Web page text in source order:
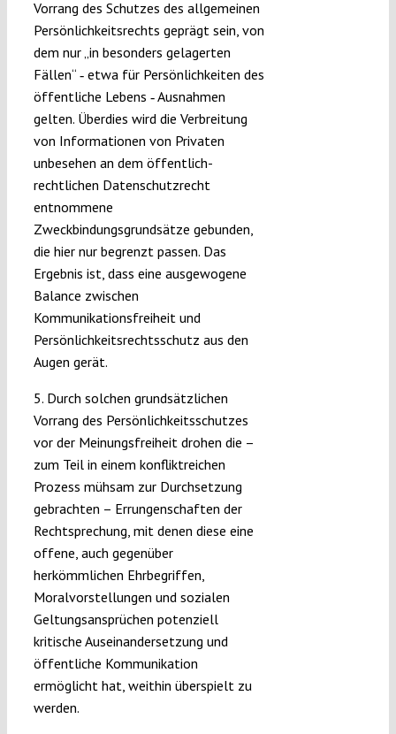
Vorrang des Schutzes des allgemeinen
Persönlichkeitsrechts geprägt sein, von
dem nur „in besonders gelagerten
Fällen“ ‑ etwa für Persönlichkeiten des
öffentliche Lebens ‑ Ausnahmen
gelten. Überdies wird die Verbreitung
von Informationen von Privaten
unbesehen an dem öffentlich-
rechtlichen Datenschutzrecht
entnommene
Zweckbindungsgrundsätze gebunden,
die hier nur begrenzt passen. Das
Ergebnis ist, dass eine ausgewogene
Balance zwischen
Kommunikationsfreiheit und
Persönlichkeitsrechtsschutz aus den
Augen gerät.
5. Durch solchen grundsätzlichen
Vorrang des Persönlichkeitsschutzes
vor der Meinungsfreiheit drohen die –
zum Teil in einem konfliktreichen
Prozess mühsam zur Durchsetzung
gebrachten – Errungenschaften der
Rechtsprechung, mit denen diese eine
offene, auch gegenüber
herkömmlichen Ehrbegriffen,
Moralvorstellungen und sozialen
Geltungsansprüchen potenziell
kritische Auseinandersetzung und
öffentliche Kommunikation
ermöglicht hat, weithin überspielt zu
werden.